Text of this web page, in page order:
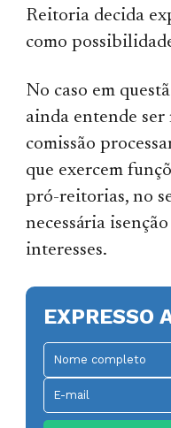
Reitoria decida
como
No caso em
ainda entende ser
comissão
que exercem
pró-reitorias, no
necessária
interesses.
EXPRESSO